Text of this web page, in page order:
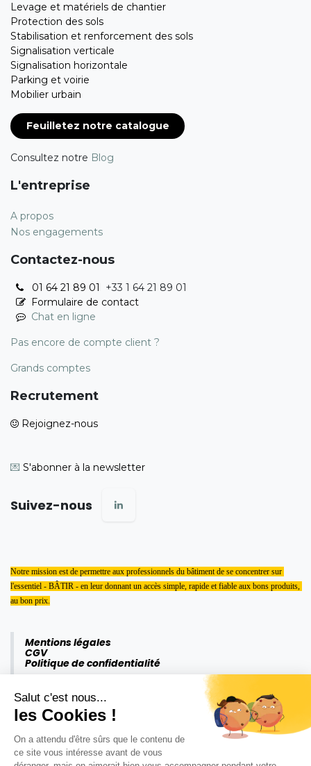
Salut c'est nous...
les Cookies !
On a attendu d'être sûrs que le contenu de
ce site vous intéresse avant de vous
Levage et matériels de chantier
Protection des sols
Stabilisation et renforcement des sols
Signalisation verticale
Signalisation horizontale
Parking et voirie
Mobilier urbain
Feuilletez notre catalogue
Consultez notre Blog
L'entreprise
A propos
Nos engagements
Contactez-nous
01 64 21 89 01 +33 1 64 21 89 01
Formulaire de contact
Chat en ligne
Pas encore de compte client ?
Grands comptes
Recrutement
Rejoignez-nous
💌 S'abonner à la newsletter
Suivez-nous
Notre mission est de permettre aux professionnels du bâtiment de se concentrer sur
l'essentiel - BÂTIR - en leur donnant un accès simple, rapide et fiable aux bons produits,
au bon prix.
Mentions légales
CGV
Politique de confidentialité